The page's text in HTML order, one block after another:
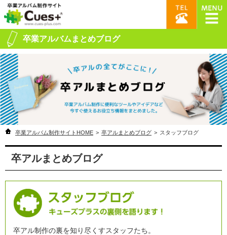
卒業アルバムまとめブログ
卒業アルバム制作サイトHOME > 卒アルまとめブログ > スタッフブログ
卒アルまとめブログ
卒アル制作の裏を知り尽くすスタッフたち。